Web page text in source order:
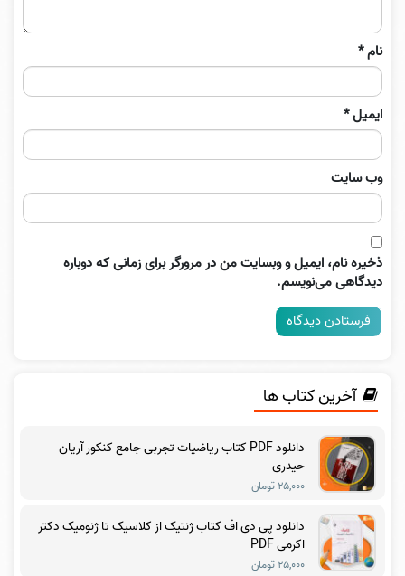
نام*
ایمیل*
وب‌ سایت
ذخیره نام، ایمیل و وبسایت من در مرورگر برای زمانی که دوباره
دیدگاهی می‌نویسم.
آخرین کتاب ها
دانلود PDF کتاب ریاضیات تجربی جامع کنکور آریان
حیدری
۲۵,۰۰۰ تومان
دانلود پی دی اف کتاب ژنتیک از کلاسیک تا ژنومیک دکتر
اکرمی PDF
۲۵,۰۰۰ تومان